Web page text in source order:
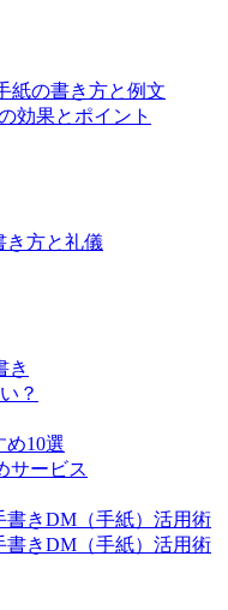
紙の書き方と例文
効果とポイント
き方と礼儀
き
？
め10選
サービス
書きDM（手紙）活用術
きDM（手紙）活用術